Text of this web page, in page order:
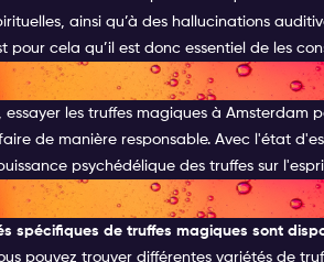
ainsi qu’à des hallucinations
pour cela qu’il est donc essentiel de les
SUR LES
essayer les truffes magiques à
de manière responsable. Avec l'état
psychédélique des truffes sur
spécifiques de truffes magiques sont
pouvez trouver différentes variétés de